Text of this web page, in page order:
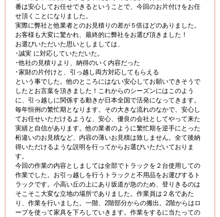
番は安心してお任せできるということで、今回のお片付けをお任
せ頂くことになりました。
実際に弊社と他業者とのお見積りの差が５倍ほどのありました。
お客様も大変に驚かれ、最終的に弊社をお選び頂きました！
お選びいただいた思いとしましては、
･誠実 に対応していただいた。
･他社の見積りより、納得のいく内容だった
･家財の片付けと、引っ越し両方対応してもらえる
という事でした。他のところにはない安心してお願いできそうで
したとお言葉を頂きました！これからのシーズンにはこのよう
に、引っ越しに関係する動きが日本全国で活発になってきます。
毎年恒例の繁忙期となります。その大きな流れのなかで、安心し
てお任せいただけるような、安心、優良の会社としてやって来た
実績と自信があります。他の業者のように繁忙期を逆手にとった
桁違いのお見積など、内容の薄いお見積は致しません。全て後納
得いただけるような説明を行ってからお選びいただいておりま
す。
今回の作業の内容としましては全部でトラックを２台使用しての
作業でした。お引っ越しを行うトラックと不用品をお運びするト
ラックです。小高い丘の上にあり坂道が急のため、登りきるのは
そこそこ大変な立地の場所でありました。作業員は２名であた
り、作業を行いました。一階、2階部分からの搬出。2階からはロ
ープを使って家具を下ろしていきます。作業をするに当たっての